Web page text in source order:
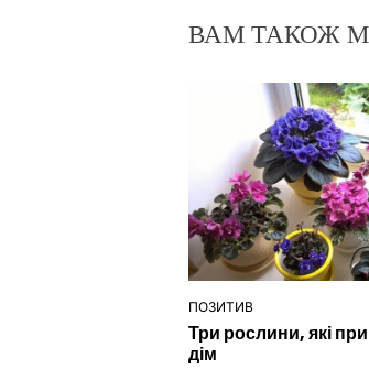
ВАМ ТАКОЖ
ОПУБЛІКУВАТИ
ПОЗИТИВ
Три рослини, які
дім